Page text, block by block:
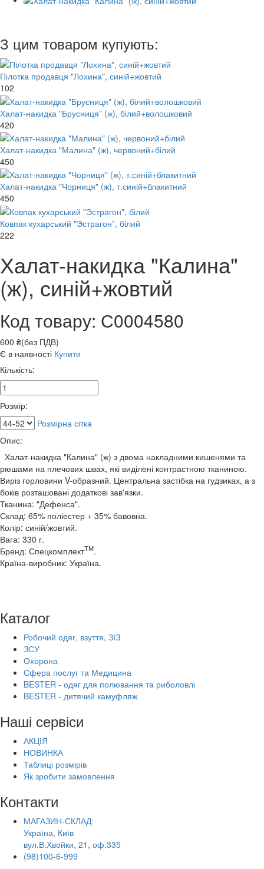
З цим товаром купують:
Пілотка продавця "Лохина", синій+жовтий
102
Халат-накидка "Брусниця" (ж), білий+волошковий
420
Халат-накидка "Малина" (ж), червоний+білий
450
Халат-накидка "Чорниця" (ж), т.синій+блакитний
450
Ковпак кухарський "Эстрагон", білий
222
Халат-накидка "Калина"
(ж), синій+жовтий
Код товару: С0004580
600 ₴(без ПДВ)
Є в наявності Купити
Кількість:
Розмір:
Розмірна сітка
Опис:
Халат-накидка "Калина" (ж) з двома накладними кишенями та
рюшами на плечових швах, які виділені контрастною тканиною.
Виріз горловини V-образний. Центральна застібка на гудзиках, а з
боків розташовані додаткові зав'язки.
Тканина: "Дефенса".
Склад: 65% поліестер + 35% бавовна.
Колір: синій/жовтий.
Вага: 330 г.
Бренд: СпецкомплектТМ.
Країна-виробник: Україна.
Каталог
Робочий одяг, взуття, ЗІЗ
ЗСУ
Охорона
Сфера послуг та Медицина
BESTER - одяг для полювання та риболовлі
BESTER - дитячий камуфляж
Наші сервіси
АКЦІЯ
НОВИНКА
Таблиці розмірів
Як зробити замовлення
Контакти
МАГАЗИН-СКЛАД:
Україна, Київ
вул.В.Хвойки, 21, оф.335
(98)100-6-999